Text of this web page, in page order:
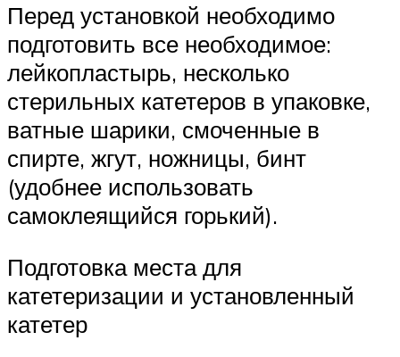
Перед установкой необходимо
подготовить все необходимое:
лейкопластырь, несколько
стерильных катетеров в упаковке,
ватные шарики, смоченные в
спирте, жгут, ножницы, бинт
(удобнее использовать
самоклеящийся горький).
Подготовка места для
катетеризации и установленный
катетер